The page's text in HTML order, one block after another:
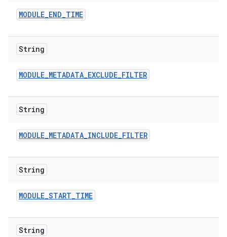
MODULE_END_TIME
String
MODULE_METADATA_EXCLUDE_FILTER
String
MODULE_METADATA_INCLUDE_FILTER
String
MODULE_START_TIME
String